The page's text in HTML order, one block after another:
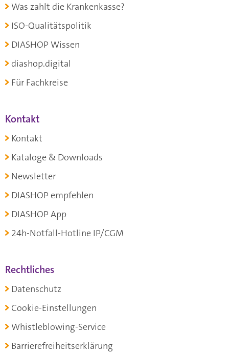
Was zahlt die Krankenkasse?
ISO-Qualitätspolitik
DIASHOP Wissen
diashop.digital
Für Fachkreise
Kontakt
Kontakt
Kataloge & Downloads
Newsletter
DIASHOP empfehlen
DIASHOP App
24h-Notfall-Hotline IP/CGM
Rechtliches
Datenschutz
Cookie-Einstellungen
Whistleblowing-Service
Barrierefreiheitserklärung